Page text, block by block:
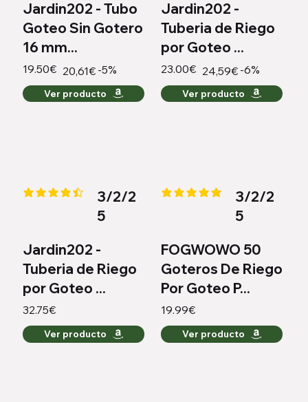
Jardin202 - Tubo
Goteo Sin Gotero
16 mm...
19.50€ 20,61€ -5%
Ver producto
Jardin202 -
Tuberia de Riego
por Goteo ...
23.00€ 24,59€ -6%
Ver producto
la calificación promedio es 4.4 de 5
3/2/2
5
Jardin202 -
Tuberia de Riego
por Goteo ...
32.75€
Ver producto
la calificación promedio es 5 de
3/2/2
5
FOGWOWO 50
Goteros De Riego
Por Goteo P...
19.99€
Ver producto